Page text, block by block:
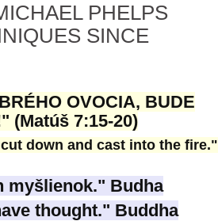
PHELPS
SINCE
OVOCIA, BUDE
(Matúš 7:15-20)
down and cast into the fire."
myšlienok." Budha
thought." Buddha